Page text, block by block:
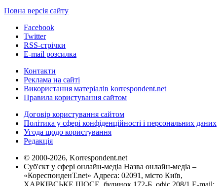
Повна версія сайту
Facebook
Twitter
RSS-стрічки
E-mail розсилка
Контакти
Реклама на сайті
Використання матеріалів korrespondent.net
Правила користування сайтом
Договір користування сайтом
Політика у сфері конфіденційності і персональних даних
Угода щодо користування
Редакція
© 2000-2026, Korrespondent.net
Суб'єкт у сфері онлайн-медіа Назва онлайн-медіа –
«КореспонденТ.net» Адреса: 02091, місто Київ,
ХАРКІВСЬКЕ ШОСЕ, будинок 172-Б, офіс 208/1 E-mail: